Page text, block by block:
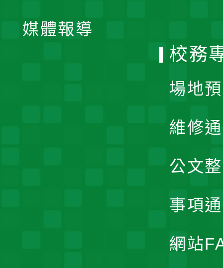
媒體報導
校務
場地
維修
公文
事項
網站